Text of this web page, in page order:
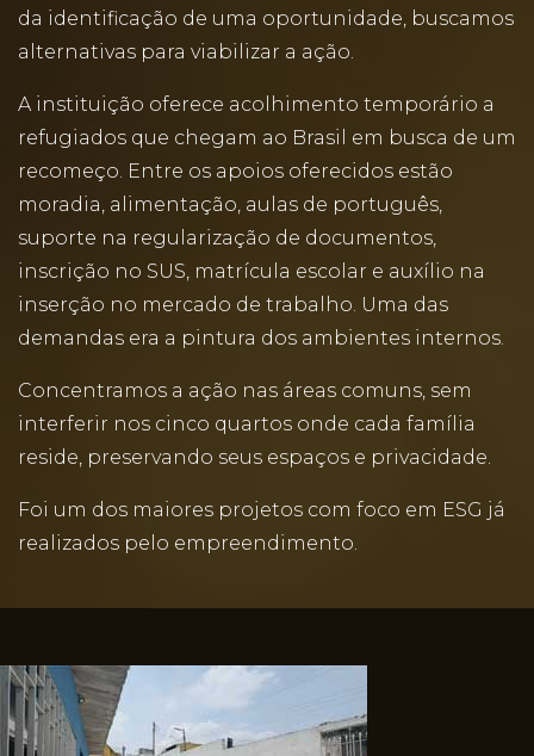
da identificação de uma oportunidade, buscamos
alternativas para viabilizar a ação.
A instituição oferece acolhimento temporário a
refugiados que chegam ao Brasil em busca de um
recomeço. Entre os apoios oferecidos estão
moradia, alimentação, aulas de português,
suporte na regularização de documentos,
inscrição no SUS, matrícula escolar e auxílio na
inserção no mercado de trabalho. Uma das
demandas era a pintura dos ambientes internos.
Concentramos a ação nas áreas comuns, sem
interferir nos cinco quartos onde cada família
reside, preservando seus espaços e privacidade.
Foi um dos maiores projetos com foco em ESG já
realizados pelo empreendimento.